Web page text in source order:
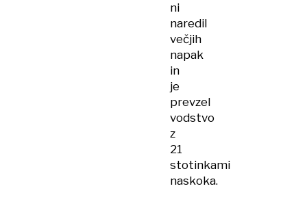
ni
naredil
večjih
napak
in
je
prevzel
vodstvo
z
21
stotinkami
naskoka.